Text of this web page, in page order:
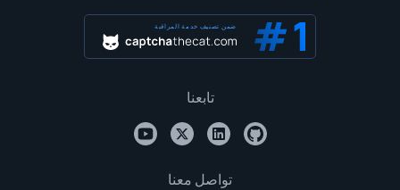
ضمن تصنيف خدمة المراقبة
تابعنا
تواصل معنا